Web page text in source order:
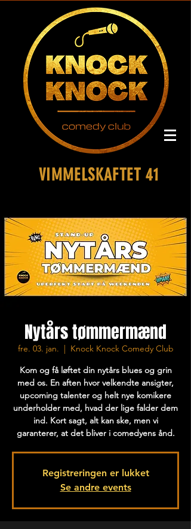
VIMMELSKAFTET 41
Nytårs tømmermænd
fre. 03. jan.
  |
Knock Knock Comedy Club
Kom og få løftet din nytårs blues og grin
med os. En aften hvor velkendte ansigter,
upcoming talenter og helt nye komikere
underholder med, hvad der lige falder dem
ind. Kort sagt, alt kan ske, men vi
garanterer, at det bliver i comedyens ånd.
Registreringen er lukket
Se andre events